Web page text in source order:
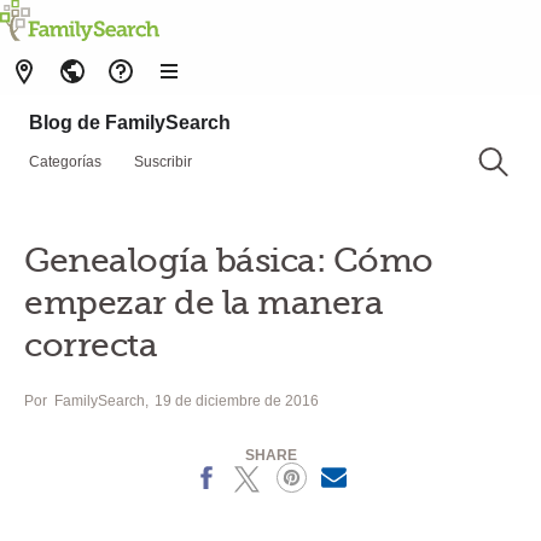
Blog de FamilySearch
Categorías Suscribir
Genealogía básica: Cómo
empezar de la manera
correcta
Por FamilySearch 19 de diciembre de 2016
SHARE
X